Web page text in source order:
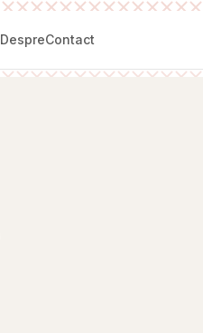
DespreContact